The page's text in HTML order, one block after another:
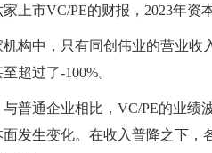
上市VC/PE的财报，2023年资
机构中，只有同创伟业的营业收
超过了-100%。
与普通企业相比，VC/PE的业绩
面发生变化。在收入普降之下，